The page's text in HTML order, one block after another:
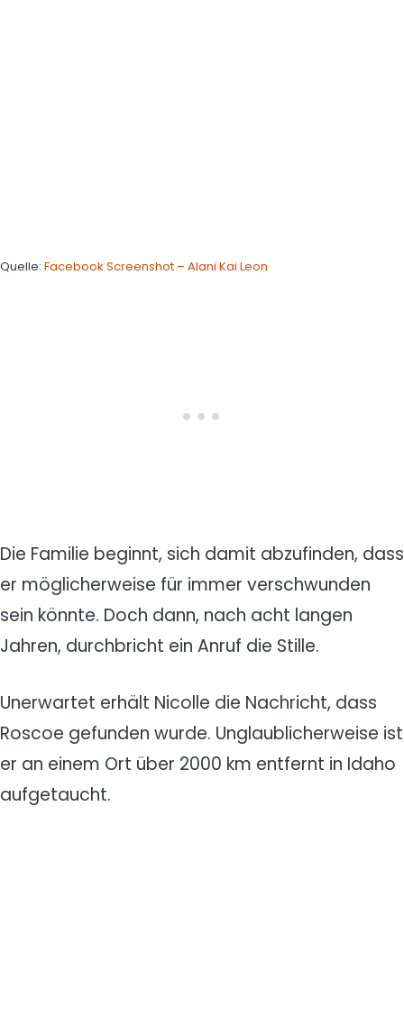
Quelle: Facebook Screenshot – Alani Kai Leon
Die Familie beginnt, sich damit abzufinden, dass
er möglicherweise für immer verschwunden
sein könnte. Doch dann, nach acht langen
Jahren, durchbricht ein Anruf die Stille.
Unerwartet erhält Nicolle die Nachricht, dass
Roscoe gefunden wurde. Unglaublicherweise ist
er an einem Ort über 2000 km entfernt in Idaho
aufgetaucht.